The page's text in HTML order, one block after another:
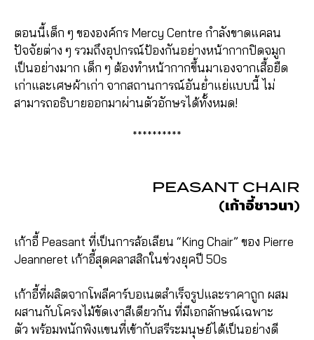
ตอนนี้เด็ก ๆ ขององค์กร Mercy Centre กำลังขาดแคลน
ปัจจัยต่าง ๆ รวมถึงอุปกรณ์ป้องกันอย่างหน้ากากปิดจมูก
เป็นอย่างมาก เด็ก ๆ ต้องทำหน้ากากขึ้นมาเองจากเสื้อยืด
เก่าและเศษผ้าเก่า จากสถานการณ์อันย่ำแย่แบบนี้ ไม่
สามารถอธิบายออกมาผ่านตัวอักษรได้ทั้งหมด!
**********
PEASANT CHAIR
(เก้าอี้ชาวนา)
เก้าอี้ Peasant ที่เป็นการล้อเลียน “King Chair” ของ Pierre
Jeanneret เก้าอี้สุดคลาสสิกในช่วงยุคปี 50s
เก้าอี้ที่ผลิตจากโพลีคาร์บอเนตสำเร็จรูปและราคาถูก ผสม
ผสานกับโครงไม้ขัดเงาสีเดียวกัน ที่มีเอกลักษณ์เฉพาะ
ตัว พร้อมพนักพิงแขนที่เข้ากับสรีระมนุษย์ได้เป็นอย่างดี